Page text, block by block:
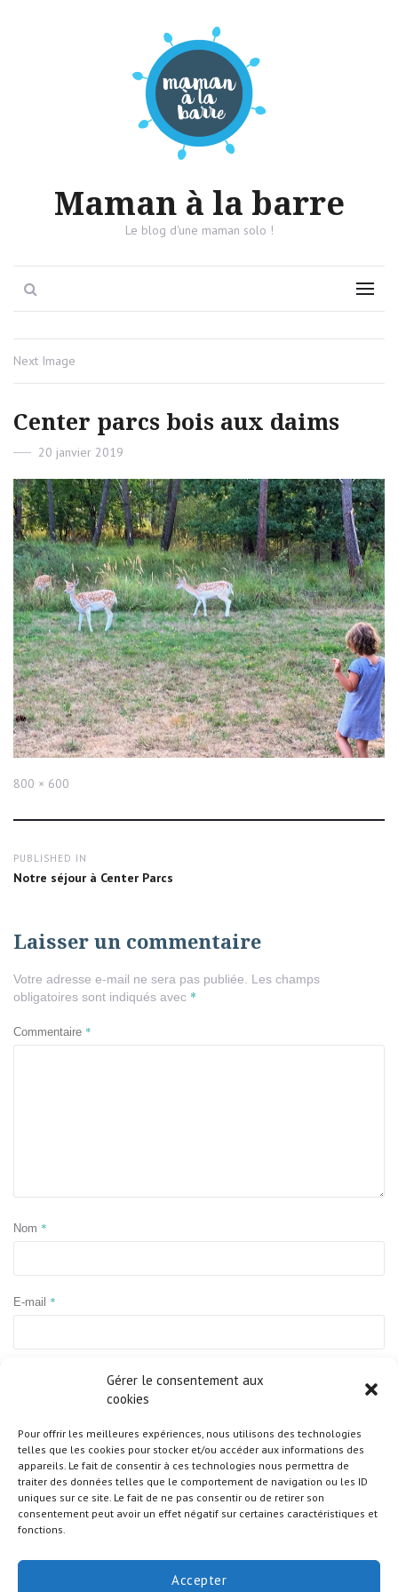
Gérer le consentement aux
cookies
Pour offrir les meilleures expériences, nous utilisons des technologies
telles que les cookies pour stocker et/ou accéder aux informations des
appareils. Le fait de consentir à ces technologies nous permettra de
traiter des données telles que le comportement de navigation ou les ID
uniques sur ce site. Le fait de ne pas consentir ou de retirer son
consentement peut avoir un effet négatif sur certaines caractéristiques et
fonctions.
Accepter
Maman à la barre
Le blog d'une maman solo !
Menu
Next Image
Center parcs bois aux daims
Posted
20 janvier 2019
Full
800 × 600
de
PUBLISHED IN
Notre séjour à Center Parcs
Laisser un commentaire
Votre adresse e-mail ne sera pas publiée.
Les champs
obligatoires sont indiqués avec *
Commentaire *
Nom *
E-mail *